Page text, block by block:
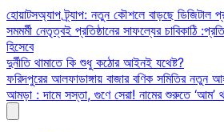
Skip
to
content
হোয়াটসঅ্যাপ ট্র্যাপ: নতুন কৌশলে বাড়ছে ডিজিটাল
সমমর্মী নেতৃত্বই প্রতিষ্ঠানের সাফল্যের চাবিকাঠি
হিসেবে
দুর্নীতি থামাতে কি শুধু কঠোর আইনই যথেষ্ট?
ফরিদপুরের আলফাডাঙ্গায় বাজার বণিক সমিতির নতুন
আমড়া : দামে সস্তা, গুণে সেরা! নামের শুরুতে